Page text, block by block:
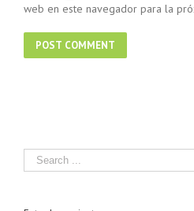
web en este navegador para la